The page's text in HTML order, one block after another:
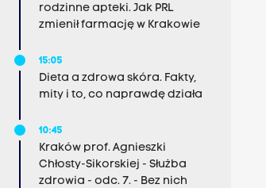
rodzinne apteki. Jak PRL
zmienił farmację w Krakowie
15:05
Dieta a zdrowa skóra. Fakty,
mity i to, co naprawdę działa
10:45
Kraków prof. Agnieszki
Chłosty-Sikorskiej - Służba
zdrowia - odc. 7. - Bez nich